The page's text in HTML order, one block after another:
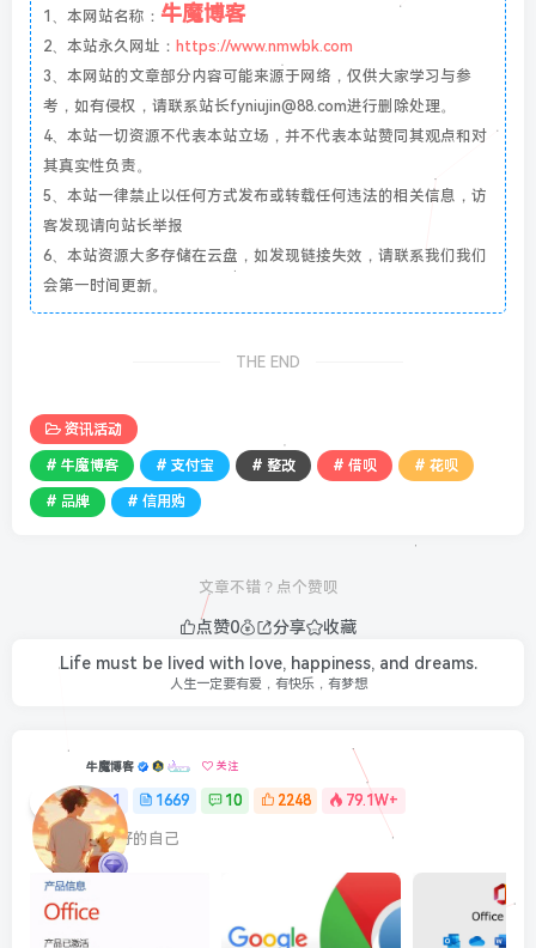
1、本网站名称： 牛魔博客
2、本站永久网址： https://www.nmwbk.com
3、本网站的文章部分内容可能来源于网络，仅供大家学习与参
考，如有侵权，请联系站长fyniujin@88.com进行删除处理。
4、本站一切资源不代表本站立场，并不代表本站赞同其观点和对
其真实性负责。
5、本站一律禁止以任何方式发布或转载任何违法的相关信息，访
客发现请向站长举报
6、本站资源大多存储在云盘，如发现链接失效，请联系我们我们
会第一时间更新。
THE END
资讯活动
# 牛魔博客 # 支付宝 # 整改 # 借呗 # 花呗
# 品牌 # 信用购
文章不错？点个赞呗
点赞0 分享
收藏
Life must be lived with love, happiness, and dreams.
人生一定要有爱，有快乐，有梦想
牛魔博客 关注
1 1669 10 2248 79.1W+
最最好的自己